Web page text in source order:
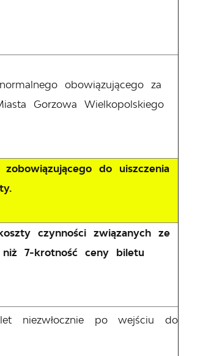
obowiązującego za
Gorzowa Wielkopolskiego
do uiszczenia
czynności związanych ze
7-krotność ceny biletu
niezwłocznie po wejściu do